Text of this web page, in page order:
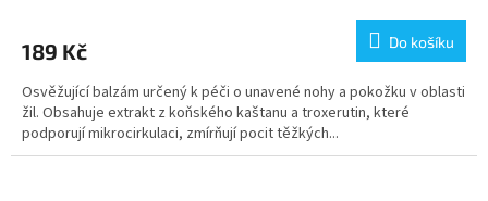
189 Kč Do košíku
Osvěžující balzám určený k péči o unavené nohy a pokožku v oblasti
žil. Obsahuje extrakt z koňského kaštanu a troxerutin, které
podporují mikrocirkulaci, zmírňují pocit těžkých...